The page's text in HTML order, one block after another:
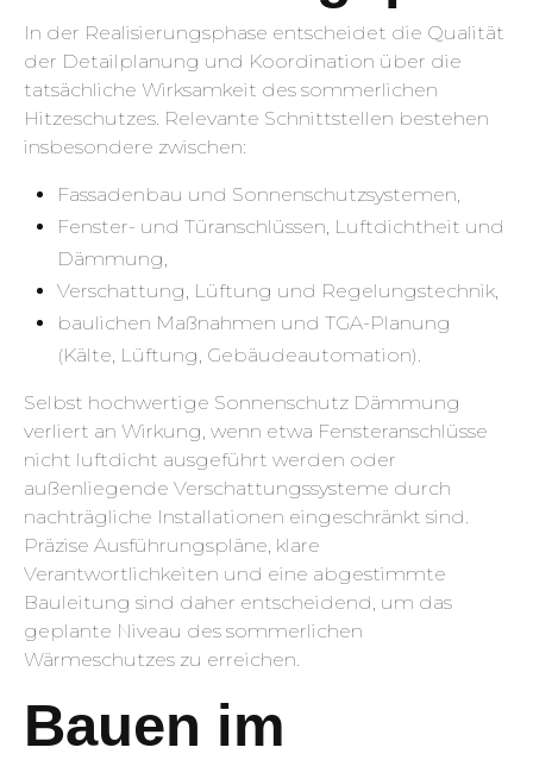
In der Realisierungsphase entscheidet die Qualität
der Detailplanung und Koordination über die
tatsächliche Wirksamkeit des sommerlichen
Hitzeschutzes. Relevante Schnittstellen bestehen
insbesondere zwischen:
Fassadenbau und Sonnenschutzsystemen,
Fenster- und Türanschlüssen, Luftdichtheit und
Dämmung,
Verschattung, Lüftung und Regelungstechnik,
baulichen Maßnahmen und TGA-Planung
(Kälte, Lüftung, Gebäudeautomation).
Selbst hochwertige Sonnenschutz Dämmung
verliert an Wirkung, wenn etwa Fensteranschlüsse
nicht luftdicht ausgeführt werden oder
außenliegende Verschattungssysteme durch
nachträgliche Installationen eingeschränkt sind.
Präzise Ausführungspläne, klare
Verantwortlichkeiten und eine abgestimmte
Bauleitung sind daher entscheidend, um das
geplante Niveau des sommerlichen
Wärmeschutzes zu erreichen.
Bauen im